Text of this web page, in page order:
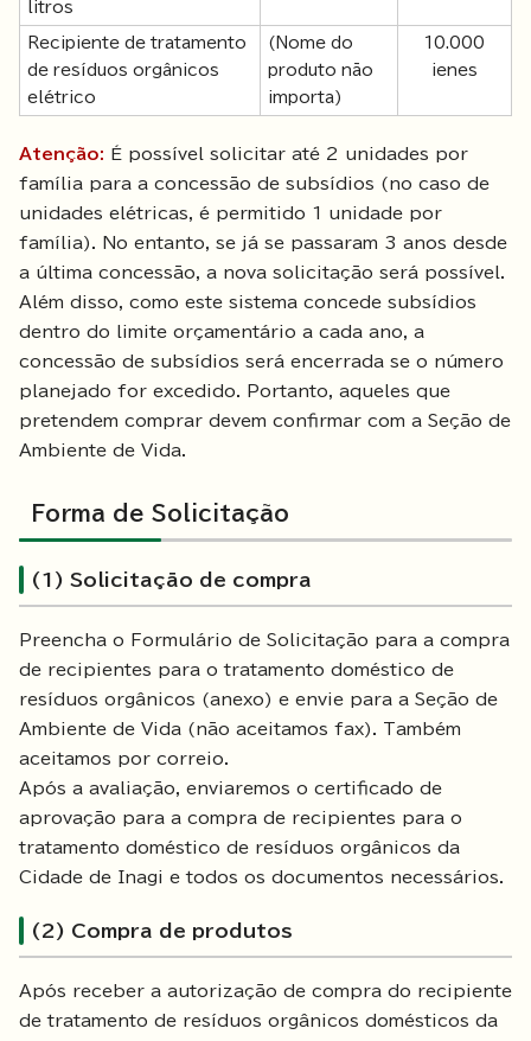
litros
Recipiente de tratamento
de resíduos orgânicos
elétrico
(Nome do
produto não
importa)
10.000
ienes
Atenção: É possível solicitar até 2 unidades por
família para a concessão de subsídios (no caso de
unidades elétricas, é permitido 1 unidade por
família). No entanto, se já se passaram 3 anos desde
a última concessão, a nova solicitação será possível.
Além disso, como este sistema concede subsídios
dentro do limite orçamentário a cada ano, a
concessão de subsídios será encerrada se o número
planejado for excedido. Portanto, aqueles que
pretendem comprar devem confirmar com a Seção de
Ambiente de Vida.
Forma de Solicitação
(1) Solicitação de compra
Preencha o Formulário de Solicitação para a compra
de recipientes para o tratamento doméstico de
resíduos orgânicos (anexo) e envie para a Seção de
Ambiente de Vida (não aceitamos fax). Também
aceitamos por correio.
Após a avaliação, enviaremos o certificado de
aprovação para a compra de recipientes para o
tratamento doméstico de resíduos orgânicos da
Cidade de Inagi e todos os documentos necessários.
(2) Compra de produtos
Após receber a autorização de compra do recipiente
de tratamento de resíduos orgânicos domésticos da